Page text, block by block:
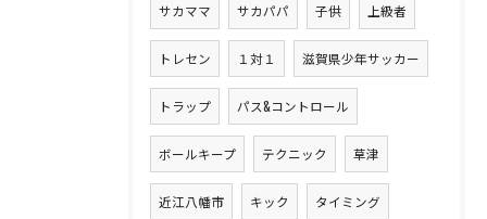
サカママ サカパパ 子供 上級者
トレセン １対１ 滋賀県少年サッカー
トラップ パス&コントロール
ボールキープ テクニック 草津
近江八幡市 キック タイミング